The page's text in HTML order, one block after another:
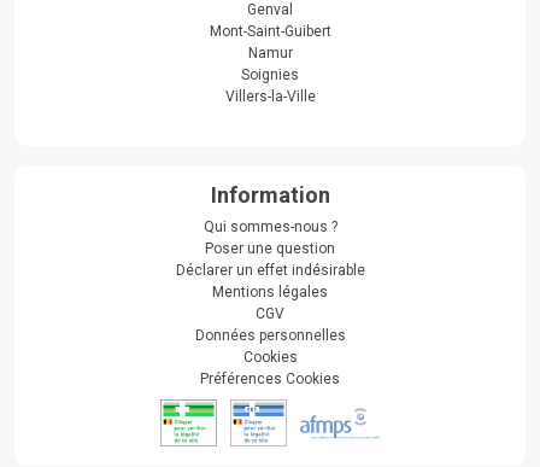
Genval
Mont-Saint-Guibert
Namur
Soignies
Villers-la-Ville
Information
Qui sommes-nous ?
Poser une question
Déclarer un effet indésirable
Mentions légales
CGV
Données personnelles
Cookies
Préférences Cookies